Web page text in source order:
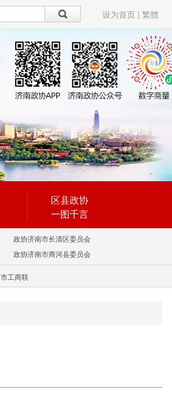
设为首页 | 繁體
区县政协
一图千言
政协济南市长清区委员会
政协济南市商河县委员会
市工商联